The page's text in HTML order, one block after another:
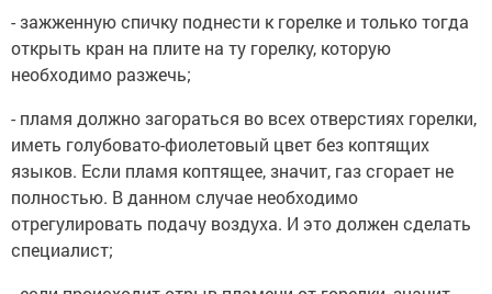
- зажженную спичку поднести к горелке и только тогда
открыть кран на плите на ту горелку, которую
необходимо разжечь;
- пламя должно загораться во всех отверстиях горелки,
иметь голубовато-фиолетовый цвет без коптящих
языков. Если пламя коптящее, значит, газ сгорает не
полностью. В данном случае необходимо
отрегулировать подачу воздуха. И это должен сделать
специалист;